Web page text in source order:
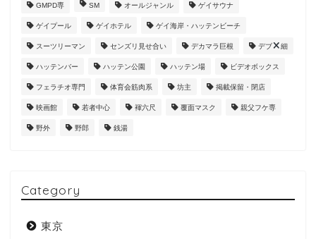
GMPD専 SM オールジャンル ゲイサウナ
ゲイプール ゲイホテル ゲイ海岸・ハッテンビーチ
スーツリーマン センズリ見せ合い デカマラ巨根 デブ 細
ハッテンバー ハッテン公園 ハッテン場 ビデオボックス
フェラチオ専門 体育会筋肉系 坊主 掲載保留・閉店
映画館 若者中心 褌六尺 覆面マスク 親父フケ専
野外 野郎 銭湯
Category
東京